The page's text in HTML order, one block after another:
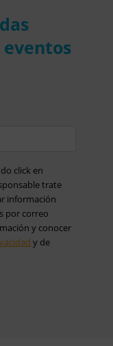
click en
trate
información
por correo
y conocer
y de